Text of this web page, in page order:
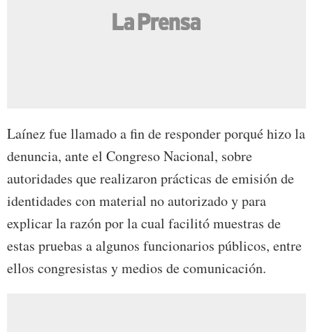
Laínez fue llamado a fin de responder porqué hizo la
denuncia, ante el Congreso Nacional, sobre
autoridades que realizaron prácticas de emisión de
identidades con material no autorizado y para
explicar la razón por la cual facilitó muestras de
estas pruebas a algunos funcionarios públicos, entre
ellos congresistas y medios de comunicación.